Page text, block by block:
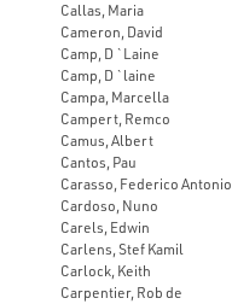
Callas, Maria
Cameron, David
Camp, D `Laine
Camp, D `laine
Campa, Marcella
Campert, Remco
Camus, Albert
Cantos, Pau
Carasso, Federico Antonio
Cardoso, Nuno
Carels, Edwin
Carlens, Stef Kamil
Carlock, Keith
Carpentier, Rob de